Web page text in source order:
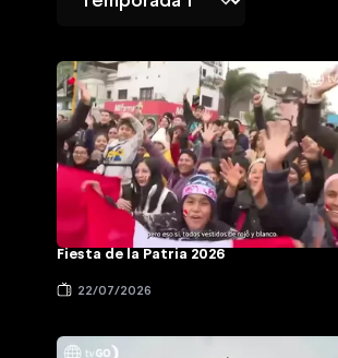
Fiesta de la Patria 2026
22/07/2026